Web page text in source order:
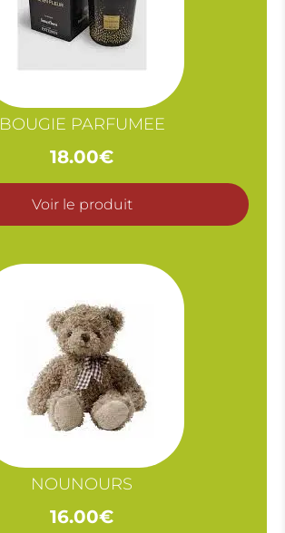
BOUGIE PARFUMEE
18.00€
Voir le produit
NOUNOURS
16.00€